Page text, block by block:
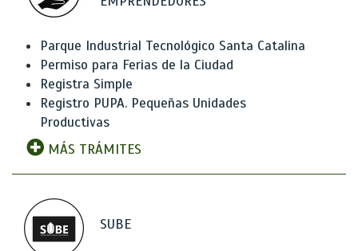
Parque Industrial Tecnológico Santa Catalina
Permiso para Ferias de la Ciudad
Registra Simple
Registro PUPA. Pequeñas Unidades
Productivas
MÁS TRÁMITES
SUBE